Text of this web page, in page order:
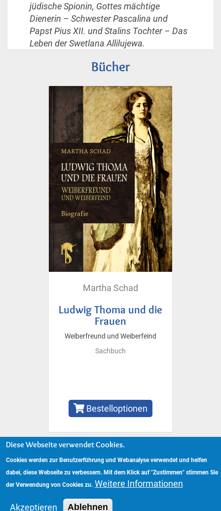
jüdische Spionin, Gottes mächtige
Dienerin – Schwester Pascalina und
Papst Pius XII. und Stalins Tochter – Das
Leben der Swetlana Allilujewa.
Bücher
Martha Schad
Ludwig Thoma und die
Frauen
Weiberfreund und Weiberfeind
Sachbuch
Bestelloptionen
Copyright © 2024 www.hockebooks.de – Alle Rechte vorbehalten.
Fußzeilenmenü Datenschutzerklärung
Impressum
Diese Webseite verwendet Cookies.
Cookies werden zur Benutzerführung und Webanalyse verwendet und helfen
dabei, diese Webseite zu verbessern. Mit dem Klick auf "Zustimmen" stimmen Sie
der Verwendung von Cookies zu. Weitere Informationen
Akzeptieren Ablehnen